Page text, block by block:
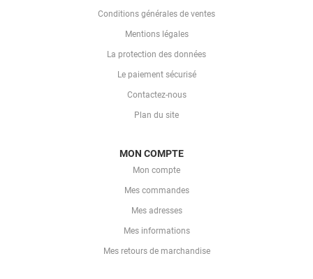
Conditions générales de ventes
Mentions légales
La protection des données
Le paiement sécurisé
Contactez-nous
Plan du site
MON COMPTE
Mon compte
Mes commandes
Mes adresses
Mes informations
Mes retours de marchandise